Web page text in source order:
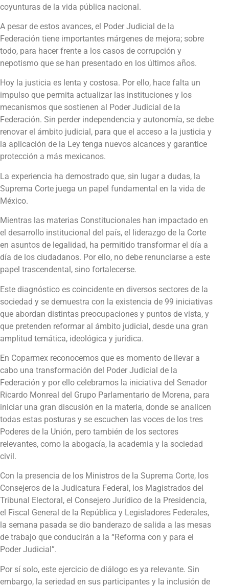
coyunturas de la vida pública nacional.
A pesar de estos avances, el Poder Judicial de la
Federación tiene importantes márgenes de mejora; sobre
todo, para hacer frente a los casos de corrupción y
nepotismo que se han presentado en los últimos años.
Hoy la justicia es lenta y costosa. Por ello, hace falta un
impulso que permita actualizar las instituciones y los
mecanismos que sostienen al Poder Judicial de la
Federación. Sin perder independencia y autonomía, se debe
renovar el ámbito judicial, para que el acceso a la justicia y
la aplicación de la Ley tenga nuevos alcances y garantice
protección a más mexicanos.
La experiencia ha demostrado que, sin lugar a dudas, la
Suprema Corte juega un papel fundamental en la vida de
México.
Mientras las materias Constitucionales han impactado en
el desarrollo institucional del país, el liderazgo de la Corte
en asuntos de legalidad, ha permitido transformar el día a
día de los ciudadanos. Por ello, no debe renunciarse a este
papel trascendental, sino fortalecerse.
Este diagnóstico es coincidente en diversos sectores de la
sociedad y se demuestra con la existencia de 99 iniciativas
que abordan distintas preocupaciones y puntos de vista, y
que pretenden reformar al ámbito judicial, desde una gran
amplitud temática, ideológica y jurídica.
En Coparmex reconocemos que es momento de llevar a
cabo una transformación del Poder Judicial de la
Federación y por ello celebramos la iniciativa del Senador
Ricardo Monreal del Grupo Parlamentario de Morena, para
iniciar una gran discusión en la materia, donde se analicen
todas estas posturas y se escuchen las voces de los tres
Poderes de la Unión, pero también de los sectores
relevantes, como la abogacía, la academia y la sociedad
civil.
Con la presencia de los Ministros de la Suprema Corte, los
Consejeros de la Judicatura Federal, los Magistrados del
Tribunal Electoral, el Consejero Jurídico de la Presidencia,
el Fiscal General de la República y Legisladores Federales,
la semana pasada se dio banderazo de salida a las mesas
de trabajo que conducirán a la “Reforma con y para el
Poder Judicial”.
Por sí solo, este ejercicio de diálogo es ya relevante. Sin
embargo, la seriedad en sus participantes y la inclusión de